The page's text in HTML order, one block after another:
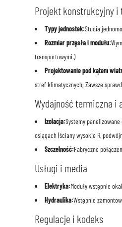
Projekt konstrukcyjny i
Typy jednostek:Studia
Rozmiar przęsła i modułu:
transportowymi.)
Projektowanie pod kątem
stref klimatycznych; Zawsze
Wydajność termiczna i
Izolacja:Systemy
osiągach (ściany wysokie R,
Szczelność:Fabryczne
Usługi i media
Elektryka:Moduły wstępnie
Hydraulika:Wstępnie
Regulacje i kodeks